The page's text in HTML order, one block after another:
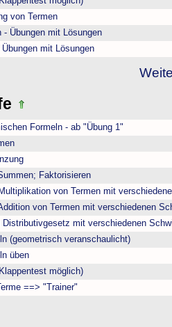
von Termen
- Übungen mit Lösungen
Übungen mit Lösungen
Formeln - ab "Übung 1"
Faktorisieren
von Termen mit
von Termen mit verschiedenen
Distributivgesetz mit verschiedenen
(geometrisch veranschaulicht)
üben
möglich)
==> "Trainer"